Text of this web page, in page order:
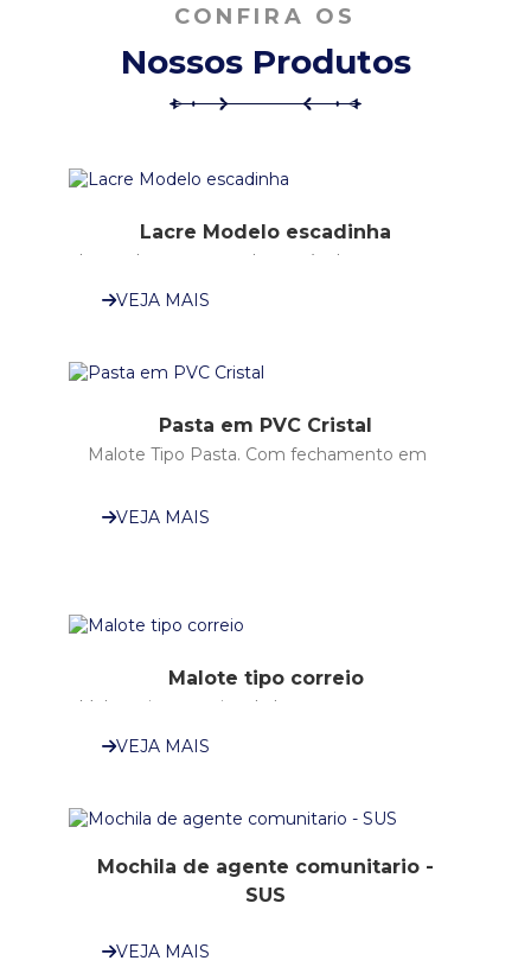
CONFIRA OS
Nossos Produtos
Lacre Modelo escadinha
Lacre de segurança descartável.
VEJA MAIS
Pasta em PVC Cristal
Malote Tipo Pasta. Com fechamento em
dimensões vertical ou
VEJA MAIS
Malote tipo correio
Malote tipo correios de lona.
VEJA MAIS
Mochila de agente comunitario -
SUS
VEJA MAIS